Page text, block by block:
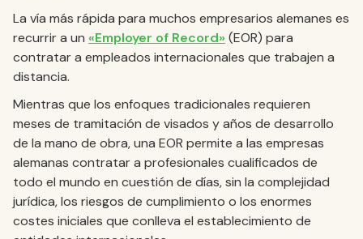
La vía más rápida para muchos empresarios alemanes es
recurrir a un «Employer of Record» (EOR) para
contratar a empleados internacionales que trabajen a
distancia.
Mientras que los enfoques tradicionales requieren
meses de tramitación de visados y años de desarrollo
de la mano de obra, una EOR permite a las empresas
alemanas contratar a profesionales cualificados de
todo el mundo en cuestión de días, sin la complejidad
jurídica, los riesgos de cumplimiento o los enormes
costes iniciales que conlleva el establecimiento de